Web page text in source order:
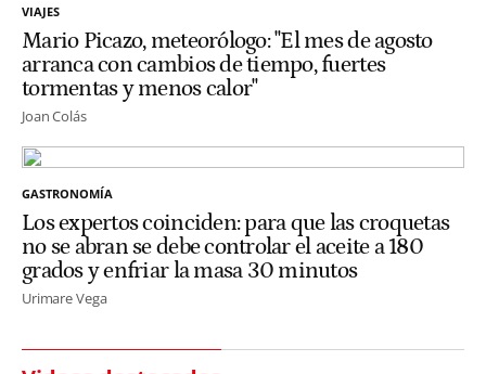
VIAJES
Mario Picazo, meteorólogo: "El mes de agosto
arranca con cambios de tiempo, fuertes
tormentas y menos calor"
Joan Colás
GASTRONOMÍA
Los expertos coinciden: para que las croquetas
no se abran se debe controlar el aceite a 180
grados y enfriar la masa 30 minutos
Urimare Vega